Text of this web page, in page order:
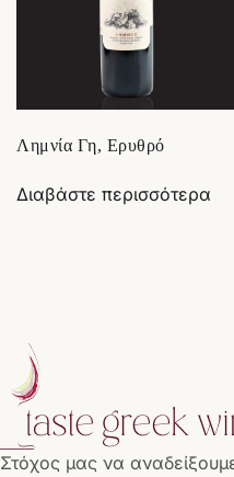
Λημνία Γη, Ερυθρό
Διαβάστε περισσότερα
Στόχος μας να